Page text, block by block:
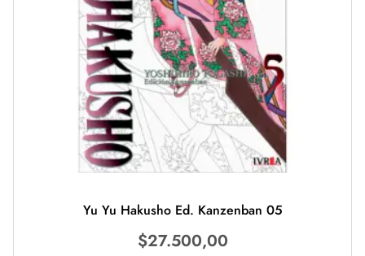
Yu Yu Hakusho Ed. Kanzenban 05
$27.500,00